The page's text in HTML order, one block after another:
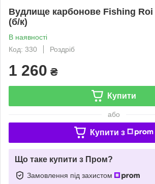
Вудлище карбонове Fishing
(б/к)
В наявності
Код: 330
Роздріб
1 260 ₴
Купити
або
Купити з
Що таке купити з Пром?
Замовлення під захистом